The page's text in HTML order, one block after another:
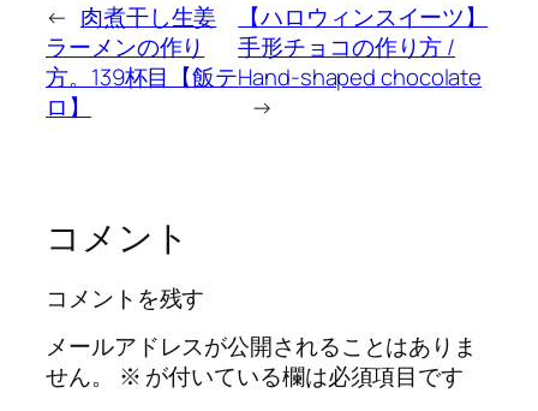
← 肉煮干し生姜
ラーメンの作り
方。139杯目【飯テ
ロ】
【ハロウィンスイーツ】
手形チョコの作り方 /
Hand-shaped chocolate
→
コメント
コメントを残す
メールアドレスが公開されることはありま
せん。
※ が付いている欄は必須項目です